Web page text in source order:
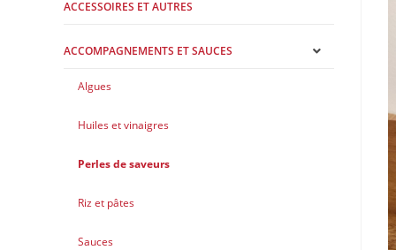
ACCESSOIRES ET AUTRES
ACCOMPAGNEMENTS ET SAUCES
Algues
Huiles et vinaigres
Perles de saveurs
Riz et pâtes
Sauces